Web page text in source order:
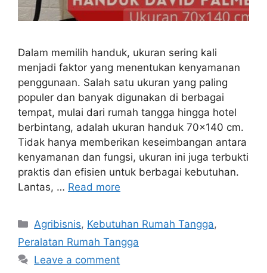
Dalam memilih handuk, ukuran sering kali
menjadi faktor yang menentukan kenyamanan
penggunaan. Salah satu ukuran yang paling
populer dan banyak digunakan di berbagai
tempat, mulai dari rumah tangga hingga hotel
berbintang, adalah ukuran handuk 70×140 cm.
Tidak hanya memberikan keseimbangan antara
kenyamanan dan fungsi, ukuran ini juga terbukti
praktis dan efisien untuk berbagai kebutuhan.
Lantas, … Read more
Categories
Agribisnis, Kebutuhan Rumah Tangga,
Peralatan Rumah Tangga
Leave a comment